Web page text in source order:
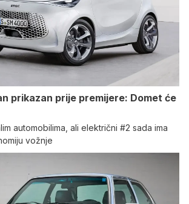
prikazan prije premijere: Domet će
automobilima, ali električni #2 sada ima
vožnje